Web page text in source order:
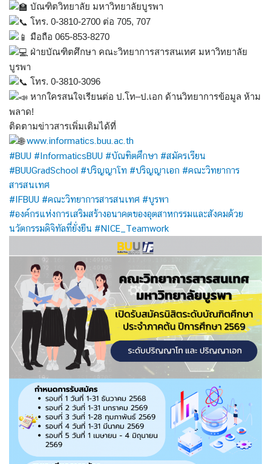
บัณฑิตวิทยาลัย มหาวิทยาลัยบูรพา
โทร. 0-3810-2700 ต่อ 705, 707
มือถือ 065-853-8270
ฝ่ายบัณฑิตศึกษา คณะวิทยาการสารสนเทศ มหาวิทยาลัย
บูรพา
โทร. 0-3810-3096
หากใครสนใจเรียนต่อ ป.โท–ป.เอก ด้านวิทยาการข้อมูล ห้าม
พลาด!
ติดตามข่าวสารเพิ่มเติมได้ที่
www.informatics.buu.ac.th
#BUU #InformaticsBUU #บัณฑิตศึกษา #สมัครเรียน
#BUUGradSchool #ปริญญาโท #ปริญญาเอก #คณะวิทยาการ
สารสนเทศ
#IFBUU #คณะวิทยาการสารสนเทศ #บูรพา
#องค์กรแห่งการเสริมสร้างอนาคตของอุตสาหกรรมและสังคมด้วย
นวัตกรรมดิจิทัลที่ยั่งยืน #NICE_Teamwork